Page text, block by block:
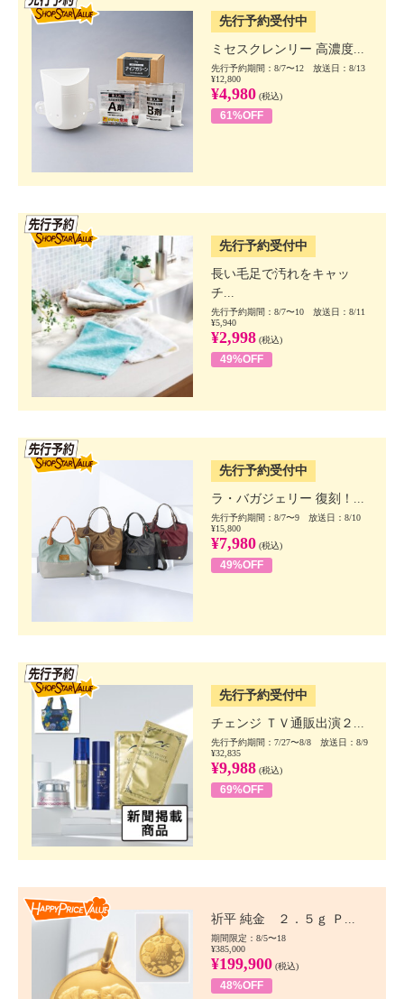
先行予約受付中
ミセスクレンリー 高濃度...
先行予約期間：8/7〜12 放送日：8/13
¥12,800
¥4,980 (税込)
61%OFF
先行予約受付中
長い毛足で汚れをキャッ
チ...
先行予約期間：8/7〜10 放送日：8/11
¥5,940
¥2,998 (税込)
49%OFF
先行予約受付中
ラ・バガジェリー 復刻！...
先行予約期間：8/7〜9 放送日：8/10
¥15,800
¥7,980 (税込)
49%OFF
先行予約受付中
チェンジ ＴＶ通販出演２...
先行予約期間：7/27〜8/8 放送日：8/9
¥32,835
¥9,988 (税込)
69%OFF
祈平 純金 ２．５ｇ Ｐ...
期間限定：8/5〜18
¥385,000
¥199,900 (税込)
48%OFF